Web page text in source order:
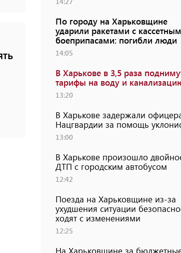
По городу на Харьковщине
ударили ракетами с
боеприпасами: погибли люди
14:05
В Харькове в 3,5 раза
тарифы на воду и
13:20
В Харькове задержали
Нацгвардии за помощь
13:00
В Харькове произошло
ДТП с городским автобусом
12:42
Поезда на Харьковщине из-за
ухудшения ситуации
ходят с изменениями
12:25
На Харьковщине за